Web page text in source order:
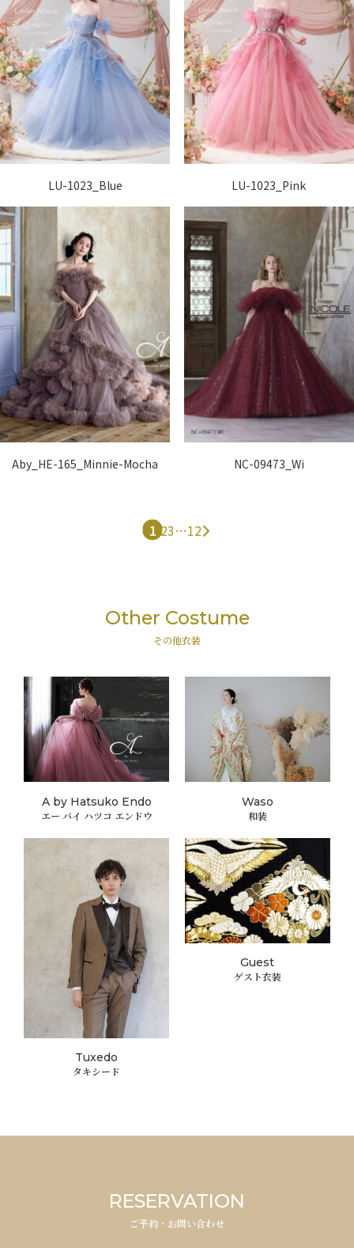
LU-1023_Blue LU-1023_Pink
Aby_HE-165_Minnie-Mocha NC-09473_Wi
1 23…12
Other Costume
その他衣装
A by Hatsuko Endo
エー バイ ハツコ エンドウ
Waso
和装
Tuxedo
タキシード
Guest
ゲスト衣装
RESERVATION
ご予約・お問い合わせ